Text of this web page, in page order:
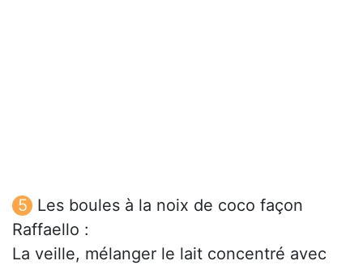
Les boules à la noix de coco façon
Raffaello :
La veille, mélanger le lait concentré avec